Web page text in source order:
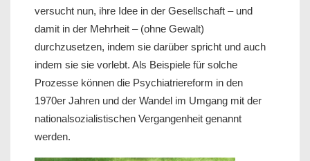
versucht nun, ihre Idee in der Gesellschaft – und
damit in der Mehrheit – (ohne Gewalt)
durchzusetzen, indem sie darüber spricht und auch
indem sie sie vorlebt. Als Beispiele für solche
Prozesse können die Psychiatriereform in den
1970er Jahren und der Wandel im Umgang mit der
nationalsozialistischen Vergangenheit genannt
werden.